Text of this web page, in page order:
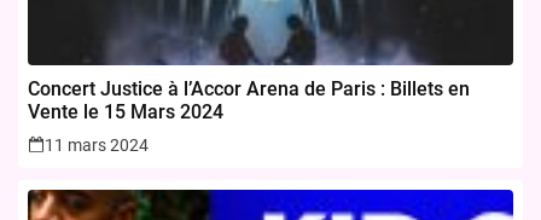
Concert Justice à l’Accor Arena de Paris : Billets en
Vente le 15 Mars 2024
11 mars 2024